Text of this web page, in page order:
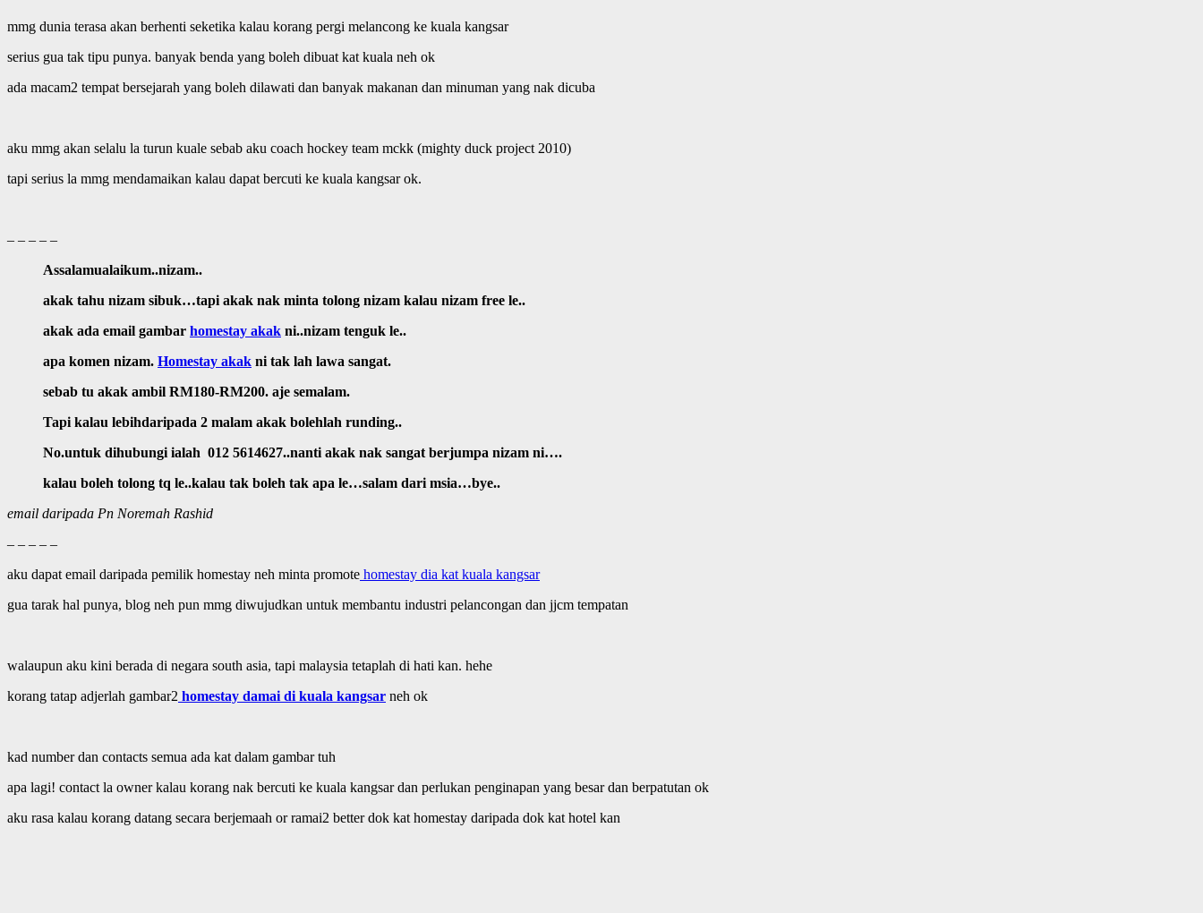
mmg dunia terasa akan berhenti seketika kalau korang pergi melancong ke kuala kangsar
serius gua tak tipu punya. banyak benda yang boleh dibuat kat kuala neh ok
ada macam2 tempat bersejarah yang boleh dilawati dan banyak makanan dan minuman yang nak dicuba
aku mmg akan selalu la turun kuale sebab aku coach hockey team mckk (mighty duck project 2010)
tapi serius la mmg mendamaikan kalau dapat bercuti ke kuala kangsar ok.
– – – – –
Assalamualaikum..nizam..
akak tahu nizam sibuk…tapi akak nak minta tolong nizam kalau nizam free le..
akak ada email gambar homestay akak ni..nizam tenguk le..
apa komen nizam. Homestay akak ni tak lah lawa sangat.
sebab tu akak ambil RM180-RM200. aje semalam.
Tapi kalau lebihdaripada 2 malam akak bolehlah runding..
No.untuk dihubungi ialah 012 5614627..nanti akak nak sangat berjumpa nizam ni….
kalau boleh tolong tq le..kalau tak boleh tak apa le…salam dari msia…bye..
email daripada Pn Noremah Rashid
– – – – –
aku dapat email daripada pemilik homestay neh minta promote homestay dia kat kuala kangsar
gua tarak hal punya, blog neh pun mmg diwujudkan untuk membantu industri pelancongan dan jjcm tempatan
walaupun aku kini berada di negara south asia, tapi malaysia tetaplah di hati kan. hehe
korang tatap adjerlah gambar2 homestay damai di kuala kangsar neh ok
kad number dan contacts semua ada kat dalam gambar tuh
apa lagi! contact la owner kalau korang nak bercuti ke kuala kangsar dan perlukan penginapan yang besar dan berpatutan ok
aku rasa kalau korang datang secara berjemaah or ramai2 better dok kat homestay daripada dok kat hotel kan